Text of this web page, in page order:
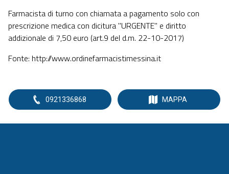
Farmacista di turno con chiamata a pagamento solo con
prescrizione medica con dicitura "URGENTE" e diritto
addizionale di 7,50 euro (art.9 del d.m. 22-10-2017)
Fonte: http://www.ordinefarmacistimessina.it
0921336868 MAPPA